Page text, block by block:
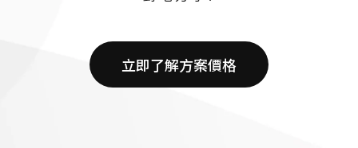
立即了解方案價格